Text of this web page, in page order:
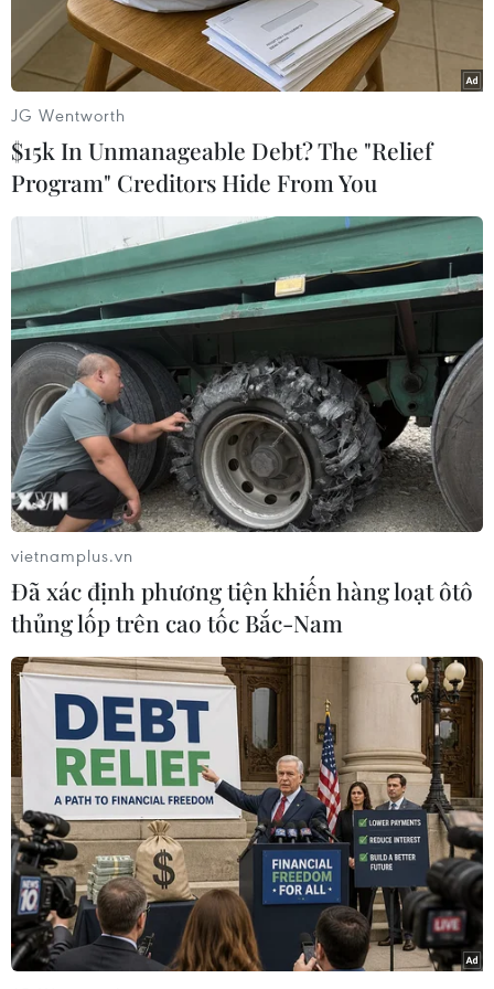
Tòa nhà bị phá hủy sau cuộc không kích của Mỹ và Israel tại
Tehran, Iran. (Ảnh: THX/TTXVN)
Cuộc xung đột Nga-Ukraine cùng những diễn
biến mới liên quan đến thỏa thuận sơ bộ giữa
Mỹ và Iran nhằm chấm dứt căng thẳng tại
Trung Đông là hai nội dung nổi bật trong ngày
làm việc đầu tiên của Hội nghị thượng đỉnh
Nhóm các nước công nghiệp phát triển (G7)
diễn ra tại thành phố Evian-les-Bains của Pháp.
Tổng thống Mỹ Donald Trump đã đến hội nghị
ngay sau khi công bố thỏa thuận khung với Iran
nhằm kết thúc cuộc xung đột kéo dài hơn 3
tháng.
Phát biểu với báo giới ông cho biết sau khi đạt
được bước tiến trong vấn đề Iran, Washington
sẽ dành nhiều sự tập trung hơn cho các nỗ lực
liên quan đến cuộc xung đột tại Ukraine.
Trong khuôn khổ hội nghị, các nhà lãnh đạo G7
đã có phiên họp với Tổng thống Ukraine
Volodymyr Zelensky.
JG Wentworth
$15k In Unmanageable Debt? The "Relief
Program" Creditors Hide From You
vietnamplus.vn
Đã xác định phương tiện khiến hàng loạt ôtô
thủng lốp trên cao tốc Bắc-Nam